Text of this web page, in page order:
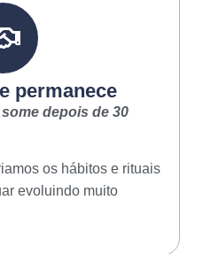
permanece
depois de 30
os hábitos e rituais
evoluindo muito